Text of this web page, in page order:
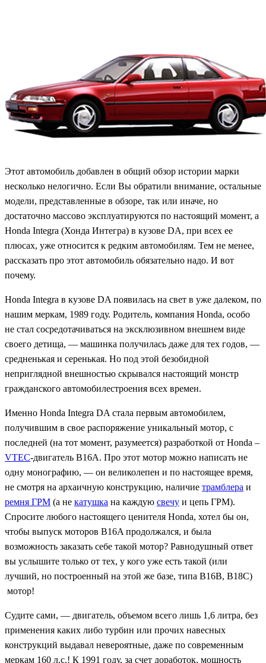
Этот автомобиль добавлен в общий обзор истории марки
несколько нелогично. Если Вы обратили внимание, остальные
модели, представленные в обзоре, так или иначе, но
достаточно массово эксплуатируются по настоящий момент, а
Honda Integra (Хонда Интегра) в кузове DA, при всех ее
плюсах, уже относится к редким автомобилям. Тем не менее,
рассказать про этот автомобиль обязательно надо. И вот
почему.
Honda Integra в кузове DA появилась на свет в уже далеком, по
нашим меркам, 1989 году. Родитель, компания Honda, особо
не стал сосредотачиваться на эксклюзивном внешнем виде
своего детища, — машинка получилась даже для тех годов, —
средненькая и серенькая. Но под этой безобидной
неприглядной внешностью скрывался настоящий монстр
гражданского автомобилестроения всех времен.
Именно Honda Integra DA стала первым автомобилем,
получившим в свое распоряжение уникальный мотор, с
последней (на тот момент, разумеется) разработкой от Honda –
VTEC-двигатель B16A. Про этот мотор можно написать не
одну монографию, — он великолепен и по настоящее время,
не смотря на архаичную конструкцию, наличие трамблера и
ремня ГРМ (а не катушка на каждую свечу и цепь ГРМ).
Спросите любого настоящего ценителя Honda, хотел бы он,
чтобы выпуск моторов B16A продолжался, и была
возможность заказать себе такой мотор? Равнодушный ответ
вы услышите только от тех, у кого уже есть такой (или
лучший, но построенный на этой же базе, типа B16B, B18C)
мотор!
Судите сами, — двигатель, объемом всего лишь 1,6 литра, без
применения каких либо турбин или прочих навесных
конструкций выдавал невероятные, даже по современным
меркам 160 л.с.! К 1991 году, за счет доработок, мощность